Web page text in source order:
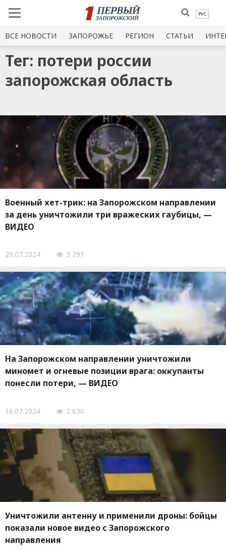
РУС
ВСЕ НОВОСТИ ЗАПОРОЖЬЕ РЕГИОН СТАТЬИ
Тег: потери россии
запорожская область
Военный хет-трик: на Запорожском направлении
за день уничтожили три вражеских гаубицы, —
ВИДЕО
20.07.2024 3 291
На Запорожском направлении уничтожили
миномет и огневые позиции врага: оккупанты
понесли потери, — ВИДЕО
16.07.2024 2 630
Уничтожили антенну и применили дроны: бойцы
показали новое видео с Запорожского
направления